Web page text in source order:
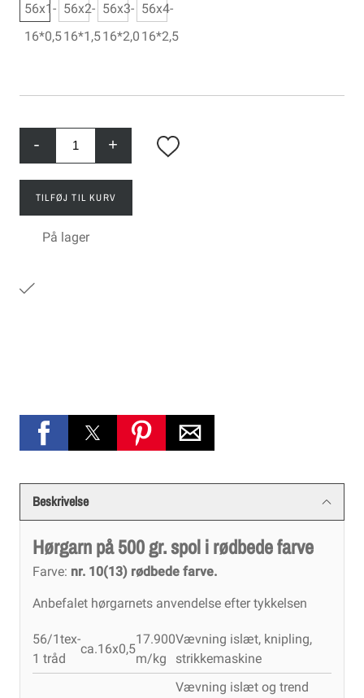
56x1-
16*0,5
56x2-
16*1,5
56x3-
16*2,0
56x4-
16*2,5
- +
TILFØJ TIL KURV
På lager
Beskrivelse
Hørgarn på 500 gr. spol i rødbede farve
Farve: nr. 10(13) rødbede farve.
Anbefalet hørgarnets anvendelse efter tykkelsen
56/1tex-
1 tråd
ca.16x0,5
17.900
m/kg
Vævning islæt, knipling,
strikkemaskine
Vævning islæt og trend